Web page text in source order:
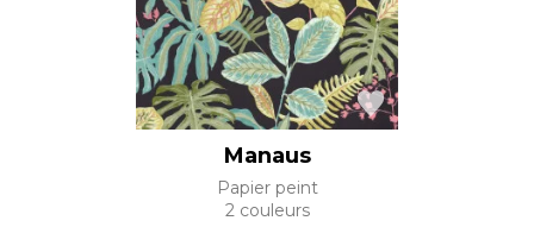
Manaus
Papier peint
2 couleurs